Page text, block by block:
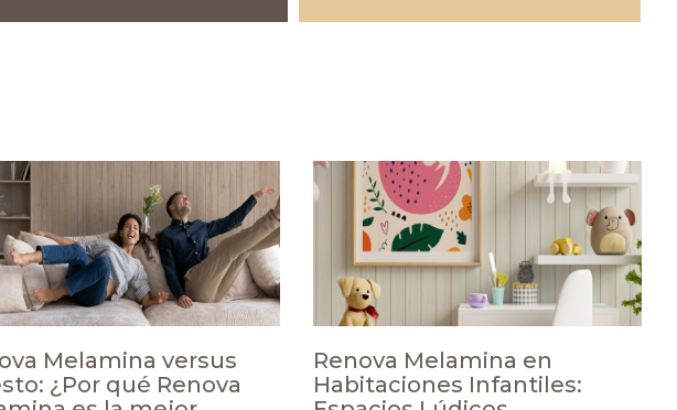
Melamina versus
¿Por qué Renova
Renova Melamina en
Habitaciones Infantiles: